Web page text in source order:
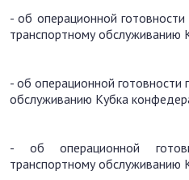
- об операционной
транспортному обслуживанию
- об операционной готовности
обслуживанию Кубка
- об операционной
транспортному обслуживанию